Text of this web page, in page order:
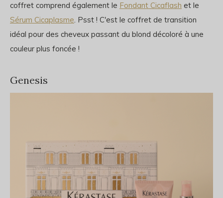
coffret comprend également le Fondant Cicaflash et le
Sérum Cicaplasme. Psst ! C'est le coffret de transition
idéal pour des cheveux passant du blond décoloré à une
couleur plus foncée !
Genesis